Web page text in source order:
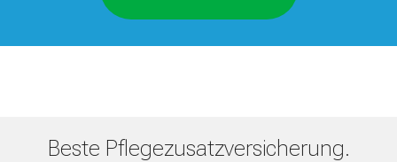
Beste Pflegezusatzversicherung.